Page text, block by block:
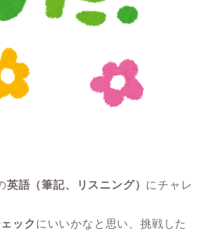
英語（筆記、リスニング） にチャレ
ック にいいかなと思い、挑戦した